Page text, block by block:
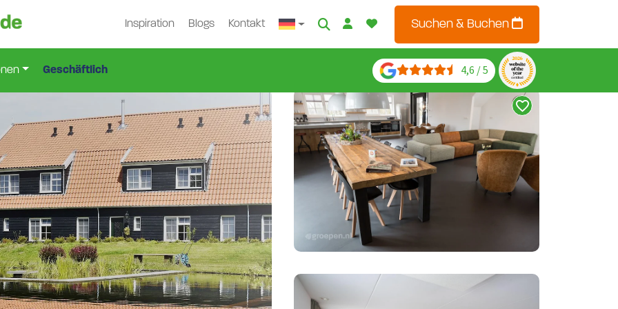
Inspiration Blogs Kontakt Suchen & Buchen
Geschäftlich 4,6 / 5
1778-3